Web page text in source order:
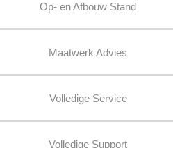
Op- en Afbouw Stand
Maatwerk Advies
Volledige Service
Volledige Support